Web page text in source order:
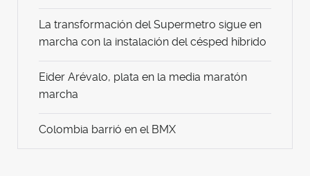
La transformación del Supermetro sigue en
marcha con la instalación del césped híbrido
Eider Arévalo, plata en la media maratón
marcha
Colombia barrió en el BMX